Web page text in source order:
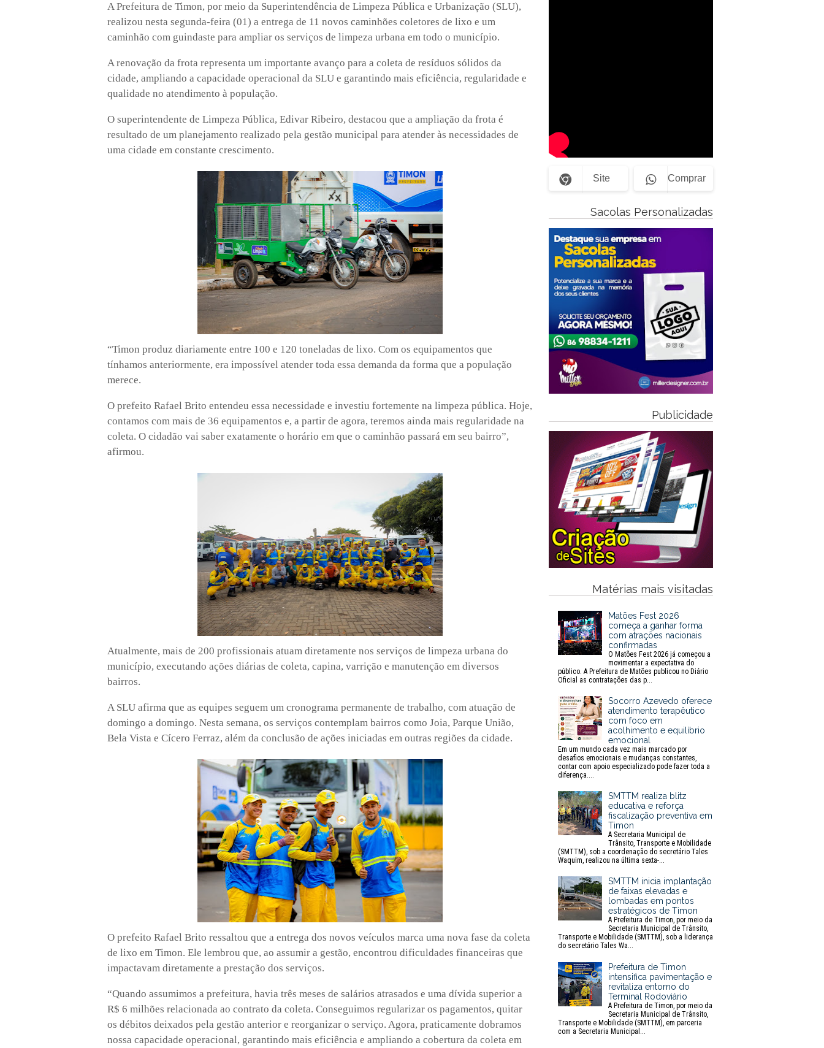
A Prefeitura de Timon, por meio da Superintendência de Limpeza Pública e Urbanização (SLU),
realizou nesta segunda-feira (01) a entrega de 11 novos caminhões coletores de lixo e um
caminhão com guindaste para ampliar os serviços de limpeza urbana em todo o município.
A renovação da frota representa um importante avanço para a coleta de resíduos sólidos da
cidade, ampliando a capacidade operacional da SLU e garantindo mais eficiência, regularidade e
qualidade no atendimento à população.
O superintendente de Limpeza Pública, Edivar Ribeiro, destacou que a ampliação da frota é
resultado de um planejamento realizado pela gestão municipal para atender às necessidades de
uma cidade em constante crescimento.
“Timon produz diariamente entre 100 e 120 toneladas de lixo. Com os equipamentos que
tínhamos anteriormente, era impossível atender toda essa demanda da forma que a população
merece.
O prefeito Rafael Brito entendeu essa necessidade e investiu fortemente na limpeza pública. Hoje,
contamos com mais de 36 equipamentos e, a partir de agora, teremos ainda mais regularidade na
coleta. O cidadão vai saber exatamente o horário em que o caminhão passará em seu bairro”,
afirmou.
Atualmente, mais de 200 profissionais atuam diretamente nos serviços de limpeza urbana do
município, executando ações diárias de coleta, capina, varrição e manutenção em diversos
bairros.
A SLU afirma que as equipes seguem um cronograma permanente de trabalho, com atuação de
domingo a domingo. Nesta semana, os serviços contemplam bairros como Joia, Parque União,
Bela Vista e Cícero Ferraz, além da conclusão de ações iniciadas em outras regiões da cidade.
O prefeito Rafael Brito ressaltou que a entrega dos novos veículos marca uma nova fase da coleta
de lixo em Timon. Ele lembrou que, ao assumir a gestão, encontrou dificuldades financeiras que
impactavam diretamente a prestação dos serviços.
“Quando assumimos a prefeitura, havia três meses de salários atrasados e uma dívida superior a
R$ 6 milhões relacionada ao contrato da coleta. Conseguimos regularizar os pagamentos, quitar
os débitos deixados pela gestão anterior e reorganizar o serviço. Agora, praticamente dobramos
nossa capacidade operacional, garantindo mais eficiência e ampliando a cobertura da coleta em
Site Comprar
Sacolas Personalizadas
Publicidade
Matérias mais visitadas
Matões Fest 2026
começa a ganhar forma
com atrações nacionais
confirmadas
O Matões Fest 2026 já começou a
movimentar a expectativa do
público. A Prefeitura de Matões publicou no Diário
Oficial as contratações das p...
Socorro Azevedo oferece
atendimento terapêutico
com foco em
acolhimento e equilíbrio
emocional
Em um mundo cada vez mais marcado por
desafios emocionais e mudanças constantes,
contar com apoio especializado pode fazer toda a
diferença....
SMTTM realiza blitz
educativa e reforça
fiscalização preventiva em
Timon
A Secretaria Municipal de
Trânsito, Transporte e Mobilidade
(SMTTM), sob a coordenação do secretário Tales
Waquim, realizou na última sexta-...
SMTTM inicia implantação
de faixas elevadas e
lombadas em pontos
estratégicos de Timon
A Prefeitura de Timon, por meio da
Secretaria Municipal de Trânsito,
Transporte e Mobilidade (SMTTM), sob a liderança
do secretário Tales Wa...
Prefeitura de Timon
intensifica pavimentação e
revitaliza entorno do
Terminal Rodoviário
A Prefeitura de Timon, por meio da
Secretaria Municipal de Trânsito,
Transporte e Mobilidade (SMTTM), em parceria
com a Secretaria Municipal...